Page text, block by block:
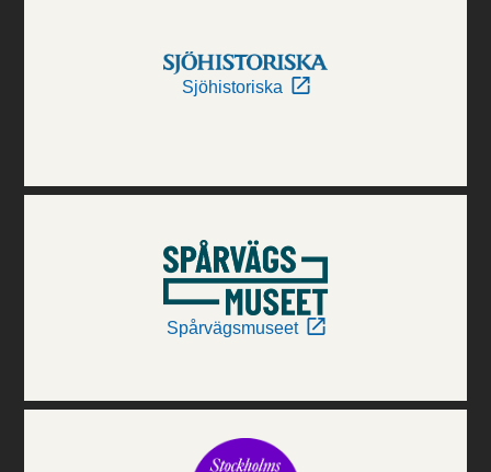
Sjöhistoriska
Spårvägsmuseet